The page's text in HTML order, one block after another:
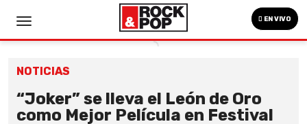
EN VIVO
NOTICIAS
“Joker” se lleva el León de Oro
como Mejor Película en Festival